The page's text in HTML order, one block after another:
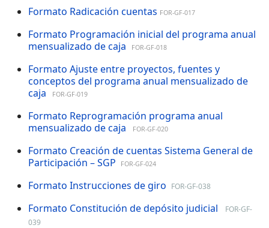
Formato Radicación cuentas FOR-GF-017
Formato Programación inicial del programa anual
mensualizado de caja FOR-GF-018
Formato Ajuste entre proyectos, fuentes y
conceptos del programa anual mensualizado de
caja
FOR-GF-019
Formato Reprogramación programa anual
mensualizado de caja
FOR-GF-020
Formato Creación de cuentas Sistema General de
Participación – SGP
FOR-GF-024
Formato Instrucciones de giro FOR-GF-038
Formato Constitución de depósito judicial
FOR-GF-
039